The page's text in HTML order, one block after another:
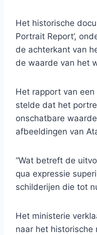
Het historische
Portrait Report’,
de achterkant van
de waarde van het
Het rapport van
stelde dat het
onschatbare
afbeeldingen van
“Wat betreft de
qua expressie
schilderijen die tot
Het ministerie
naar het